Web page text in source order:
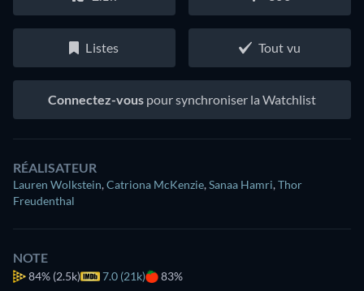
Listes Tout vu
Connectez-vous pour synchroniser la Watchlist
RÉALISATEUR
Lauren Wolkstein,Catriona McKenzie,Sanaa Hamri,Thor
Freudenthal
NOTE
84% (2.5k) 7.0 (21k) 83%